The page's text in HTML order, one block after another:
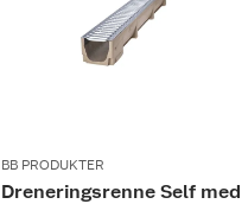
BB PRODUKTER
Dreneringsrenne Self med